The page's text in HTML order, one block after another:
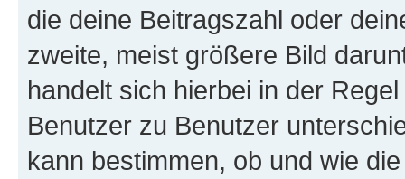
die deine Beitragszahl oder
zweite, meist größere Bild
handelt sich hierbei in der
Benutzer zu Benutzer
kann bestimmen, ob und wie